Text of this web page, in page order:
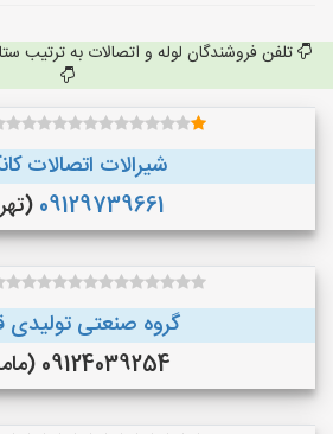
تلفن فروشندگان لوله و اتصالات به ترتیب
شیرالات اتصالات
09129739661
گروه صنعتی تولیدی
09124039254 (مامازند)